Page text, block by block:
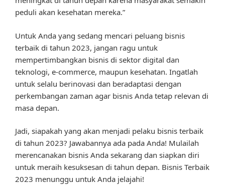
peduli akan kesehatan mereka.”
Untuk Anda yang sedang mencari peluang bisnis
terbaik di tahun 2023, jangan ragu untuk
mempertimbangkan bisnis di sektor digital dan
teknologi, e-commerce, maupun kesehatan. Ingatlah
untuk selalu berinovasi dan beradaptasi dengan
perkembangan zaman agar bisnis Anda tetap relevan di
masa depan.
Jadi, siapakah yang akan menjadi pelaku bisnis terbaik
di tahun 2023? Jawabannya ada pada Anda! Mulailah
merencanakan bisnis Anda sekarang dan siapkan diri
untuk meraih kesuksesan di tahun depan. Bisnis Terbaik
2023 menunggu untuk Anda jelajahi!